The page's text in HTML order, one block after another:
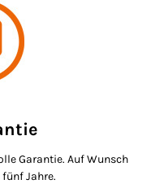
Garantie. Auf Wunsch
Jahre.